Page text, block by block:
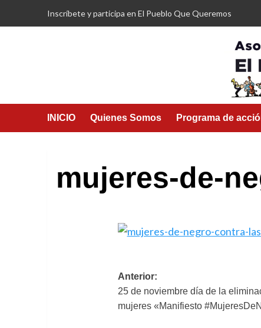
Inscríbete y participa en El Pueblo Que Queremos
INICIO Quienes Somos Programa de
mujeres-de-
Navegación
de
entradas
Anterior:
25 de noviembre día de la
mujeres «Manifiesto